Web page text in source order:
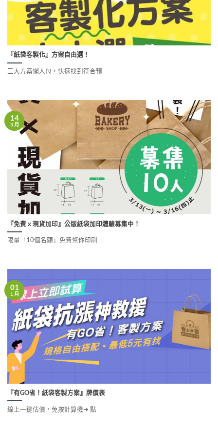
『紙袋客製化』方案自由選！
三大方案懶人包，快速找到符合預
『免費 x 現貨加印』公版紙袋加印體驗募集中！
限量「10個名額」免費幫你印刷
14
3 月
『有GO省！紙袋客製方案』牌價表
線上一鍵估價，免按計算機➜ 點
01
1 月